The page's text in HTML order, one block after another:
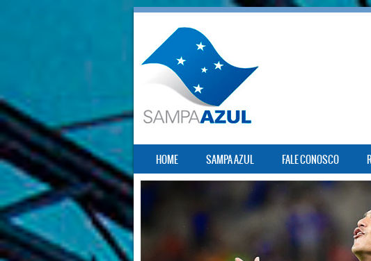
MENU
SKIP TO CONTENT
HOME SAMPA AZUL FALE CONOSCO